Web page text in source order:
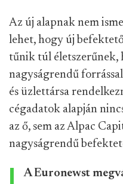
Az új alapnak nem
lehet, hogy új
tűnik túl
nagyságrendű
és üzlettársa
cégadatok alapján
az ő, sem az Alpac
nagyságrendű
A Euronewst